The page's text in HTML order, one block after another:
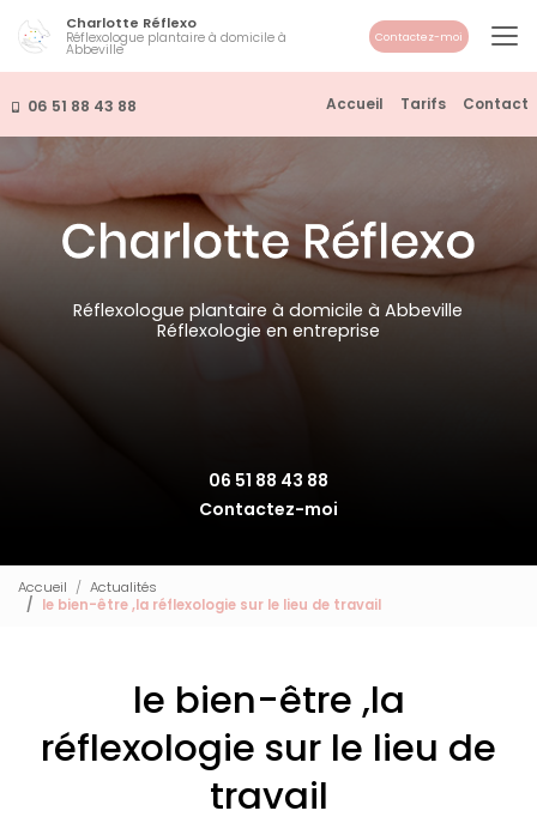
contenu
principal
06 51 88 43 88 Accueil Tarifs Contact
Charlotte Réflexo
Réflexologue plantaire à domicile à
Abbeville
Contactez-moi
Réflexologue plantaire à domicile à Abbeville
Réflexologie en entreprise
06 51 88 43 88
Contactez-moi
Accueil
Actualités
le bien-être ,la réflexologie sur le lieu de travail
le bien-être ,la
réflexologie sur le lieu de
travail